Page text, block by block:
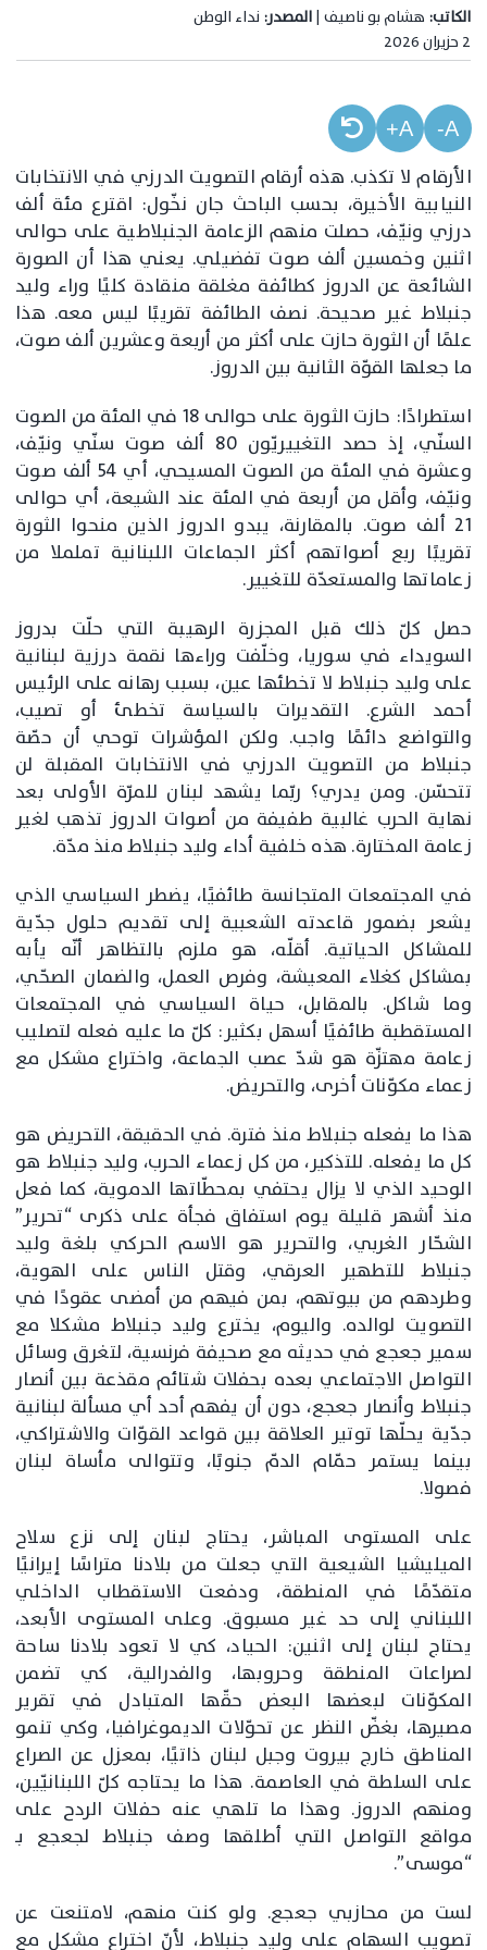
الكاتب: هشام بو ناصيف |المصدر: نداء الوطن
2 حزيران 2026
A-
A+
الأرقام لا تكذب. هذه أرقام التصويت الدرزي في الانتخابات
النيابية الأخيرة، بحسب الباحث جان نخّول: اقترع مئة ألف
درزي ونيّف، حصلت منهم الزعامة الجنبلاطية على حوالى
اثنين وخمسين ألف صوت تفضيلي. يعني هذا أن الصورة
الشائعة عن الدروز كطائفة مغلقة منقادة كليًا وراء وليد
جنبلاط غير صحيحة. نصف الطائفة تقريبًا ليس معه. هذا
علمًا أن الثورة حازت على أكثر من أربعة وعشرين ألف صوت،
ما جعلها القوّة الثانية بين الدروز.
استطرادًا: حازت الثورة على حوالى 18 في المئة من الصوت
السنّي، إذ حصد التغييريّون 80 ألف صوت سنّي ونيّف،
وعشرة في المئة من الصوت المسيحي، أي 54 ألف صوت
ونيّف، وأقل من أربعة في المئة عند الشيعة، أي حوالى
21 ألف صوت. بالمقارنة، يبدو الدروز الذين منحوا الثورة
تقريبًا ربع أصواتهم أكثر الجماعات اللبنانية تململا من
زعاماتها والمستعدّة للتغيير.
حصل كلّ ذلك قبل المجزرة الرهيبة التي حلّت بدروز
السويداء في سوريا، وخلّفت وراءها نقمة درزية لبنانية
على وليد جنبلاط لا تخطئها عين، بسبب رهانه على الرئيس
أحمد الشرع. التقديرات بالسياسة تخطئ أو تصيب،
والتواضع دائمًا واجب. ولكن المؤشرات توحي أن حصّة
جنبلاط من التصويت الدرزي في الانتخابات المقبلة لن
تتحسّن. ومن يدري؟ ربّما يشهد لبنان للمرّة الأولى بعد
نهاية الحرب غالبية طفيفة من أصوات الدروز تذهب لغير
زعامة المختارة. هذه خلفية أداء وليد جنبلاط منذ مدّة.
في المجتمعات المتجانسة طائفيًا، يضطر السياسي الذي
يشعر بضمور قاعدته الشعبية إلى تقديم حلول جدّية
للمشاكل الحياتية. أقلّه، هو ملزم بالتظاهر أنّه يأبه
بمشاكل كغلاء المعيشة، وفرص العمل، والضمان الصحّي،
وما شاكل. بالمقابل، حياة السياسي في المجتمعات
المستقطبة طائفيًا أسهل بكثير: كلّ ما عليه فعله لتصليب
زعامة مهتزّة هو شدّ عصب الجماعة، واختراع مشكل مع
زعماء مكوّنات أخرى، والتحريض.
هذا ما يفعله جنبلاط منذ فترة. في الحقيقة، التحريض هو
كل ما يفعله. للتذكير، من كل زعماء الحرب، وليد جنبلاط هو
الوحيد الذي لا يزال يحتفي بمحطّاتها الدموية، كما فعل
منذ أشهر قليلة يوم استفاق فجأة على ذكرى “تحرير”
الشحّار الغربي، والتحرير هو الاسم الحركي بلغة وليد
جنبلاط للتطهير العرقي، وقتل الناس على الهوية،
وطردهم من بيوتهم، بمن فيهم من أمضى عقودًا في
التصويت لوالده. واليوم، يخترع وليد جنبلاط مشكلا مع
سمير جعجع في حديثه مع صحيفة فرنسية، لتغرق وسائل
التواصل الاجتماعي بعده بحفلات شتائم مقذعة بين أنصار
جنبلاط وأنصار جعجع، دون أن يفهم أحد أي مسألة لبنانية
جدّية يحلّها توتير العلاقة بين قواعد القوّات والاشتراكي،
بينما يستمر حمّام الدمّ جنوبًا، وتتوالى مأساة لبنان
فصولا.
على المستوى المباشر، يحتاج لبنان إلى نزع سلاح
الميليشيا الشيعية التي جعلت من بلادنا متراسًا إيرانيًا
متقدّمًا في المنطقة، ودفعت الاستقطاب الداخلي
اللبناني إلى حد غير مسبوق. وعلى المستوى الأبعد،
يحتاج لبنان إلى اثنين: الحياد، كي لا تعود بلادنا ساحة
لصراعات المنطقة وحروبها، والفدرالية، كي تضمن
المكوّنات لبعضها البعض حقّها المتبادل في تقرير
مصيرها، بغضّ النظر عن تحوّلات الديموغرافيا، وكي تنمو
المناطق خارج بيروت وجبل لبنان ذاتيًا، بمعزل عن الصراع
على السلطة في العاصمة. هذا ما يحتاجه كلّ اللبنانيّين،
ومنهم الدروز. وهذا ما تلهي عنه حفلات الردح على
مواقع التواصل التي أطلقها وصف جنبلاط لجعجع بـ
“موسى”.
لست من محازبي جعجع. ولو كنت منهم، لامتنعت عن
تصويب السهام على وليد جنبلاط، لأنّ اختراع مشكل مع